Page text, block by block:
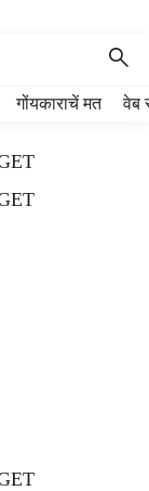
गोंयकाराचें मत वेब